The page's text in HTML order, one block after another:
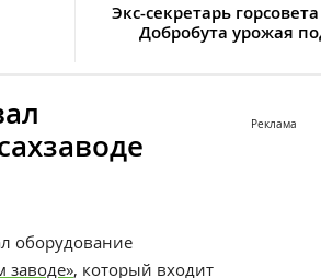
Экс-секретарь
Добробута урожая
оборудование
заводе», который входит
Реклама